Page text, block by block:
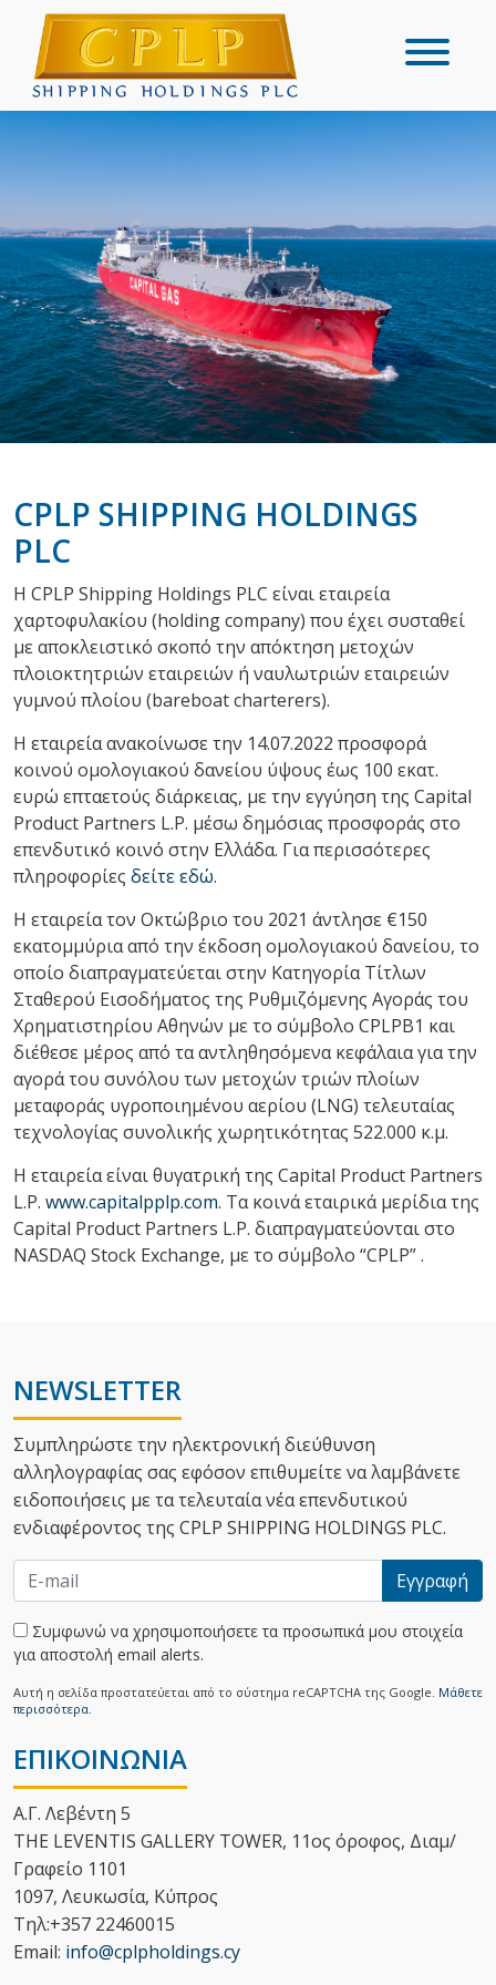
CPLP SHIPPING HOLDINGS
PLC
Η CPLP Shipping Holdings PLC είναι εταιρεία
χαρτοφυλακίου (holding company) που έχει συσταθεί
με αποκλειστικό σκοπό την απόκτηση μετοχών
πλοιοκτητριών εταιρειών ή ναυλωτριών εταιρειών
γυμνού πλοίου (bareboat charterers).
Η εταιρεία ανακοίνωσε την 14.07.2022 προσφορά
κοινού ομολογιακού δανείου ύψους έως 100 εκατ.
ευρώ επταετούς διάρκειας, με την εγγύηση της Capital
Product Partners L.P. μέσω δημόσιας προσφοράς στο
επενδυτικό κοινό στην Ελλάδα. Για περισσότερες
πληροφορίες δείτε εδώ.
Η εταιρεία τον Οκτώβριο του 2021 άντλησε €150
εκατομμύρια από την έκδοση ομολογιακού δανείου, το
οποίο διαπραγματεύεται στην Κατηγορία Τίτλων
Σταθερού Εισοδήματος της Ρυθμιζόμενης Αγοράς του
Χρηματιστηρίου Αθηνών με το σύμβολο CPLPB1 και
διέθεσε μέρος από τα αντληθησόμενα κεφάλαια για την
αγορά του συνόλου των μετοχών τριών πλοίων
μεταφοράς υγροποιημένου αερίου (LNG) τελευταίας
τεχνολογίας συνολικής χωρητικότητας 522.000 κ.μ.
Η εταιρεία είναι θυγατρική της Capital Product Partners
L.P. www.capitalpplp.com. Τα κοινά εταιρικά μερίδια της
Capital Product Partners L.P. διαπραγματεύονται στο
NASDAQ Stock Exchange, με το σύμβολo “CPLP” .
NEWSLETTER
Συμπληρώστε την ηλεκτρονική διεύθυνση
αλληλoγραφίας σας εφόσον επιθυμείτε να λαμβάνετε
ειδοποιήσεις με τα τελευταία νέα επενδυτικού
ενδιαφέροντος της CPLP SHIPPING HOLDINGS PLC.
Εγγραφή
Συμφωνώ να χρησιμοποιήσετε τα προσωπικά μου στοιχεία
για αποστολή email alerts.
Αυτή η σελίδα προστατεύεται από το σύστημα reCAPTCHA της Google. Μάθετε
περισσότερα.
ΕΠΙΚΟΙΝΩΝΙΑ
Α.Γ. Λεβέντη 5
THE LEVENTIS GALLERY TOWER, 11ος όροφος, Διαμ/
Γραφείο 1101
1097, Λευκωσία, Κύπρος
Τηλ:+357 22460015
Email: info@cplpholdings.cy